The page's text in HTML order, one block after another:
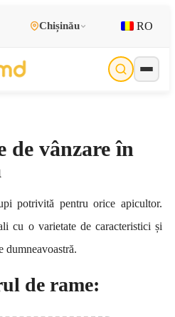
Chișinău RO
de vânzare în
potrivită pentru orice apicultor.
cu o varietate de caracteristici și
dumneavoastră.
de rame: